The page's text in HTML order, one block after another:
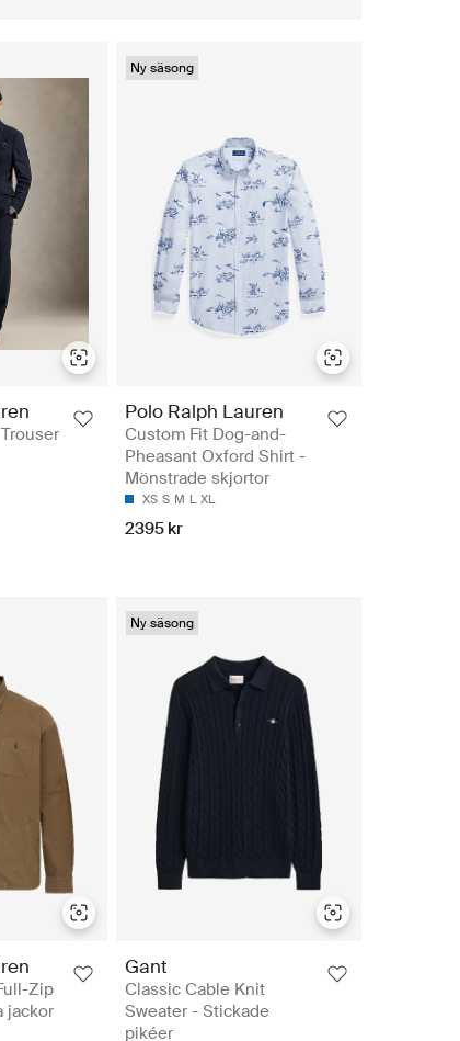
Ny säsong
Polo Ralph Lauren
Custom Fit Dog-and-
Pheasant Oxford Shirt -
Mönstrade skjortor
XS S M L XL
2395 kr
Zip
jackor
Ny säsong
Gant
Classic Cable Knit
Sweater - Stickade
pikéer